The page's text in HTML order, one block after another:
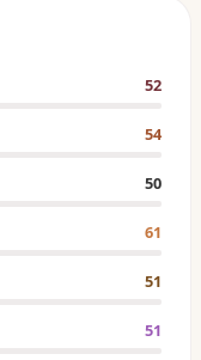
52
54
50
61
51
51